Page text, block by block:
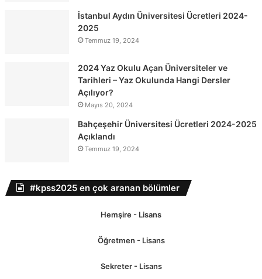
İstanbul Aydın Üniversitesi Ücretleri 2024-
2025
Temmuz 19, 2024
2024 Yaz Okulu Açan Üniversiteler ve
Tarihleri – Yaz Okulunda Hangi Dersler
Açılıyor?
Mayıs 20, 2024
Bahçeşehir Üniversitesi Ücretleri 2024-2025
Açıklandı
Temmuz 19, 2024
#kpss2025 en çok aranan bölümler
Hemşire - Lisans
Öğretmen - Lisans
Sekreter - Lisans